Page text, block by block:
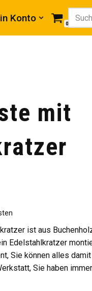
Konto 0
mit
ist aus
Edelstahlkratzer
Sie können alles damit
Sie haben